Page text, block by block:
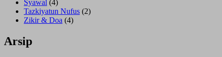
Syawal (4)
Tazkiyatun Nufus (2)
Zikir & Doa (4)
Arsip